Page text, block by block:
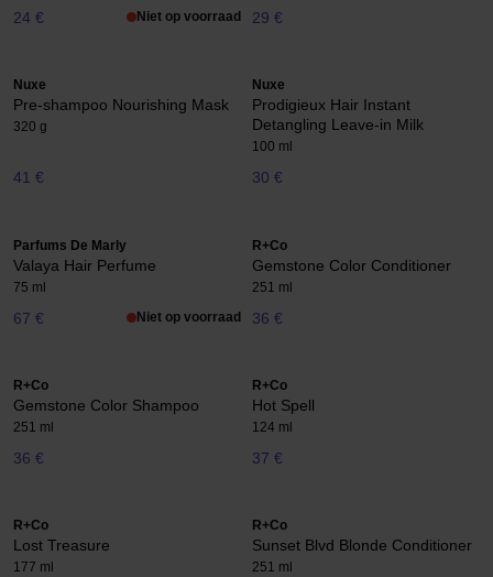
24 € Niet op voorraad 29 €
Nuxe
Pre-shampoo Nourishing Mask
320 g
41 €
Nuxe
Prodigieux Hair Instant
Detangling Leave-in Milk
100 ml
30 €
Parfums De Marly
Valaya Hair Perfume
75 ml
67 € Niet op voorraad
R+Co
Gemstone Color Conditioner
251 ml
36 €
R+Co
Gemstone Color Shampoo
251 ml
36 €
R+Co
Hot Spell
124 ml
37 €
R+Co
Lost Treasure
177 ml
R+Co
Sunset Blvd Blonde Conditioner
251 ml